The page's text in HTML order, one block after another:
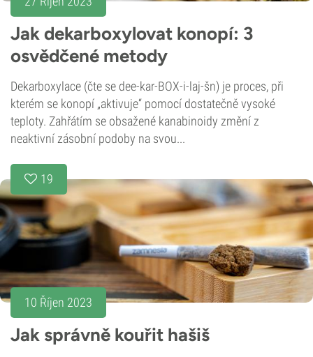
Jak dekarboxylovat konopí: 3
osvědčené metody
Dekarboxylace (čte se dee-kar-BOX-i-laj-šn) je proces, při
kterém se konopí „aktivuje“ pomocí dostatečně vysoké
teploty. Zahřátím se obsažené kanabinoidy změní z
neaktivní zásobní podoby na svou...
19
10 Říjen 2023
Jak správně kouřit hašiš